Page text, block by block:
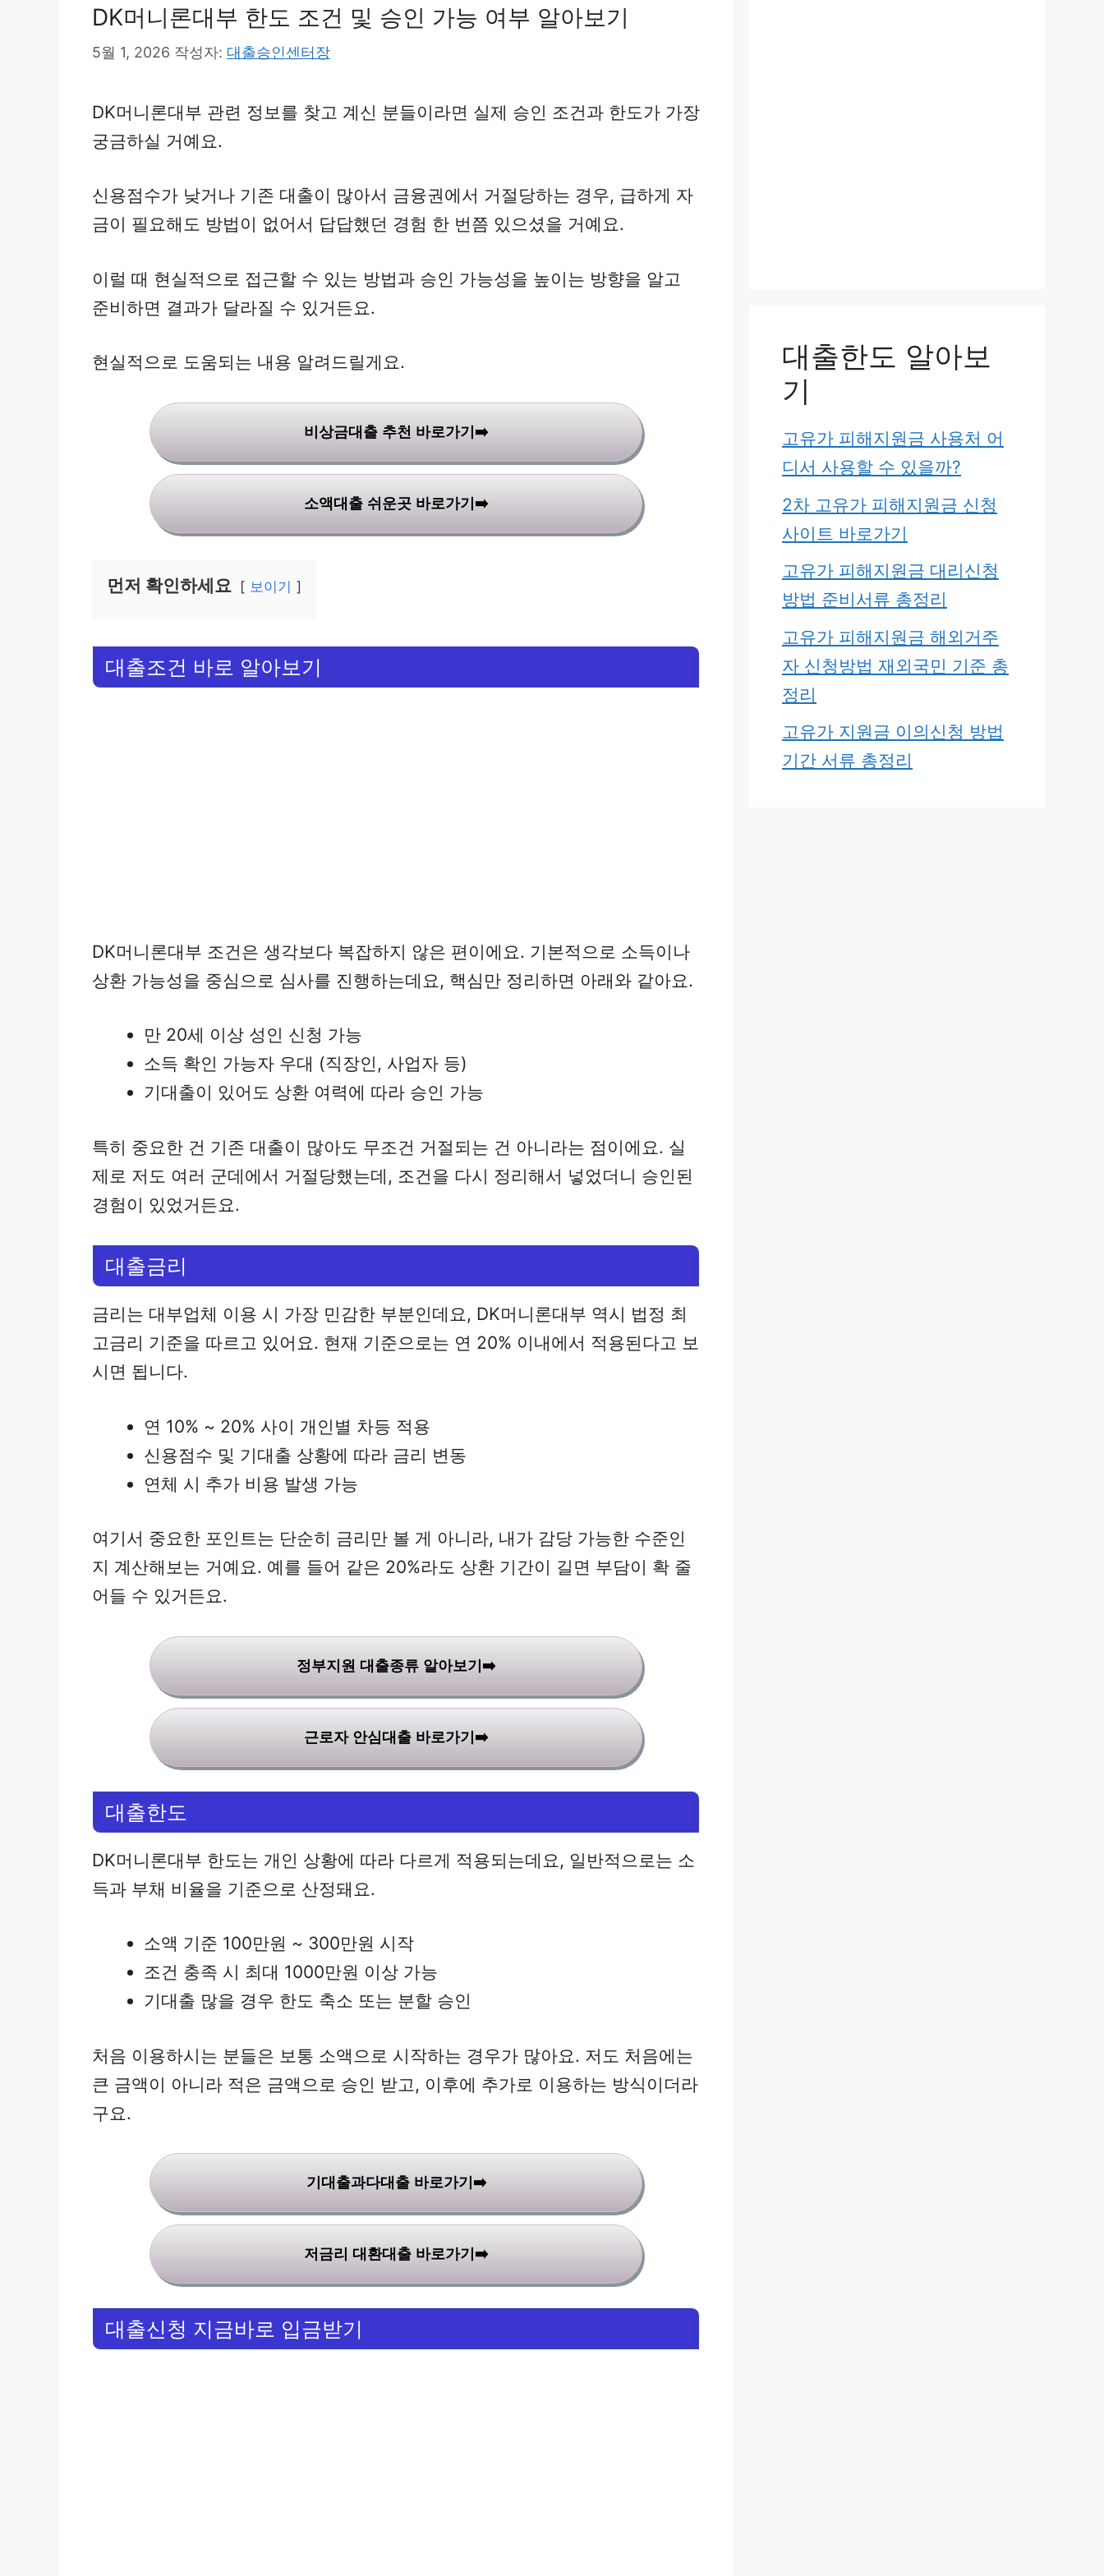
DK머니론대부 한도 조건 및 승인 가능 여부 알아보기
5월 1, 2026 작성자: 대출승인센터장
DK머니론대부 관련 정보를 찾고 계신 분들이라면 실제 승인 조건과 한도가 가장
궁금하실 거예요.
신용점수가 낮거나 기존 대출이 많아서 금융권에서 거절당하는 경우, 급하게 자
금이 필요해도 방법이 없어서 답답했던 경험 한 번쯤 있으셨을 거예요.
이럴 때 현실적으로 접근할 수 있는 방법과 승인 가능성을 높이는 방향을 알고
준비하면 결과가 달라질 수 있거든요.
현실적으로 도움되는 내용 알려드릴게요.
비상금대출 추천 바로가기➡️
소액대출 쉬운곳 바로가기➡️
먼저 확인하세요 보이기
대출조건 바로 알아보기
DK머니론대부 조건은 생각보다 복잡하지 않은 편이에요. 기본적으로 소득이나
상환 가능성을 중심으로 심사를 진행하는데요, 핵심만 정리하면 아래와 같아요.
만 20세 이상 성인 신청 가능
소득 확인 가능자 우대 (직장인, 사업자 등)
기대출이 있어도 상환 여력에 따라 승인 가능
특히 중요한 건 기존 대출이 많아도 무조건 거절되는 건 아니라는 점이에요. 실
제로 저도 여러 군데에서 거절당했는데, 조건을 다시 정리해서 넣었더니 승인된
경험이 있었거든요.
대출금리
금리는 대부업체 이용 시 가장 민감한 부분인데요, DK머니론대부 역시 법정 최
고금리 기준을 따르고 있어요. 현재 기준으로는 연 20% 이내에서 적용된다고 보
시면 됩니다.
연 10% ~ 20% 사이 개인별 차등 적용
신용점수 및 기대출 상황에 따라 금리 변동
연체 시 추가 비용 발생 가능
여기서 중요한 포인트는 단순히 금리만 볼 게 아니라, 내가 감당 가능한 수준인
지 계산해보는 거예요. 예를 들어 같은 20%라도 상환 기간이 길면 부담이 확 줄
어들 수 있거든요.
정부지원 대출종류 알아보기➡️
근로자 안심대출 바로가기➡️
대출한도
DK머니론대부 한도는 개인 상황에 따라 다르게 적용되는데요, 일반적으로는 소
득과 부채 비율을 기준으로 산정돼요.
소액 기준 100만원 ~ 300만원 시작
조건 충족 시 최대 1000만원 이상 가능
기대출 많을 경우 한도 축소 또는 분할 승인
처음 이용하시는 분들은 보통 소액으로 시작하는 경우가 많아요. 저도 처음에는
큰 금액이 아니라 적은 금액으로 승인 받고, 이후에 추가로 이용하는 방식이더라
구요.
기대출과다대출 바로가기➡️
저금리 대환대출 바로가기➡️
대출신청 지금바로 입금받기
대출한도 알아보
기
고유가 피해지원금 사용처 어
디서 사용할 수 있을까?
2차 고유가 피해지원금 신청
사이트 바로가기
고유가 피해지원금 대리신청
방법 준비서류 총정리
고유가 피해지원금 해외거주
자 신청방법 재외국민 기준 총
정리
고유가 지원금 이의신청 방법
기간 서류 총정리